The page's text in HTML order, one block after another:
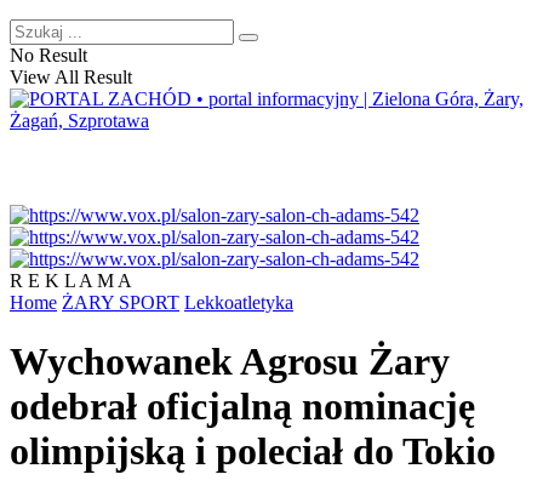
No Result
View All Result
R E K L A M A
Home ŻARY SPORT Lekkoatletyka
Wychowanek Agrosu Żary
odebrał oficjalną nominację
olimpijską i poleciał do Tokio